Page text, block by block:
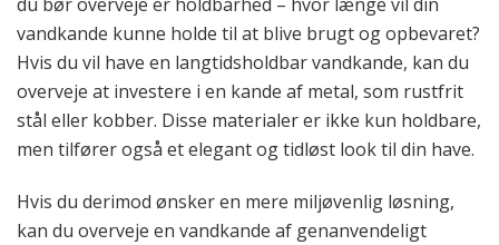
du bør overveje er holdbarhed – hvor længe vil din
vandkande kunne holde til at blive brugt og opbevaret?
Hvis du vil have en langtidsholdbar vandkande, kan du
overveje at investere i en kande af metal, som rustfrit
stål eller kobber. Disse materialer er ikke kun holdbare,
men tilfører også et elegant og tidløst look til din have.
Hvis du derimod ønsker en mere miljøvenlig løsning,
kan du overveje en vandkande af genanvendeligt